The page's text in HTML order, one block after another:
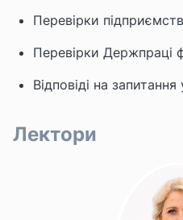
Перевірки
Перевірки Держпраці
Відповіді на
Лектори